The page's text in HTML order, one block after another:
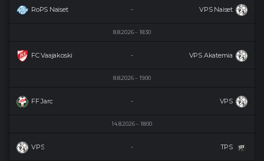
RoPS Naiset VPS Naiset
-
8.8.2026 18:30
FC Vaajakoski VPS Akatemia
-
8.8.2026 19:00
FF Jaro VPS
-
14.8.2026 18:00
VPS TPS
-